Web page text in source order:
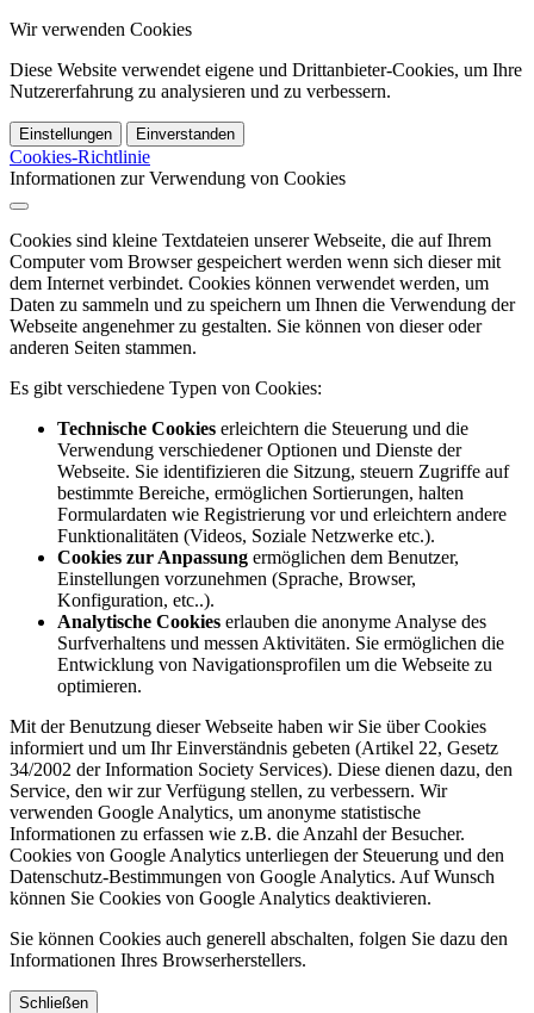
Wir verwenden Cookies
Diese Website verwendet eigene und Drittanbieter-Cookies, um Ihre
Nutzererfahrung zu analysieren und zu verbessern.
Einstellungen Einverstanden
Cookies-Richtlinie
Informationen zur Verwendung von Cookies
Cookies sind kleine Textdateien unserer Webseite, die auf Ihrem
Computer vom Browser gespeichert werden wenn sich dieser mit
dem Internet verbindet. Cookies können verwendet werden, um
Daten zu sammeln und zu speichern um Ihnen die Verwendung der
Webseite angenehmer zu gestalten. Sie können von dieser oder
anderen Seiten stammen.
Es gibt verschiedene Typen von Cookies:
Technische Cookies erleichtern die Steuerung und die
Verwendung verschiedener Optionen und Dienste der
Webseite. Sie identifizieren die Sitzung, steuern Zugriffe auf
bestimmte Bereiche, ermöglichen Sortierungen, halten
Formulardaten wie Registrierung vor und erleichtern andere
Funktionalitäten (Videos, Soziale Netzwerke etc.).
Cookies zur Anpassung ermöglichen dem Benutzer,
Einstellungen vorzunehmen (Sprache, Browser,
Konfiguration, etc..).
Analytische Cookies erlauben die anonyme Analyse des
Surfverhaltens und messen Aktivitäten. Sie ermöglichen die
Entwicklung von Navigationsprofilen um die Webseite zu
optimieren.
Mit der Benutzung dieser Webseite haben wir Sie über Cookies
informiert und um Ihr Einverständnis gebeten (Artikel 22, Gesetz
34/2002 der Information Society Services). Diese dienen dazu, den
Service, den wir zur Verfügung stellen, zu verbessern. Wir
verwenden Google Analytics, um anonyme statistische
Informationen zu erfassen wie z.B. die Anzahl der Besucher.
Cookies von Google Analytics unterliegen der Steuerung und den
Datenschutz-Bestimmungen von Google Analytics. Auf Wunsch
können Sie Cookies von Google Analytics deaktivieren.
Sie können Cookies auch generell abschalten, folgen Sie dazu den
Informationen Ihres Browserherstellers.
Schließen